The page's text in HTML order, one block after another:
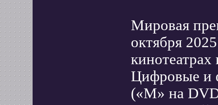
Мировая
октября
Цифровые и
(«M» на